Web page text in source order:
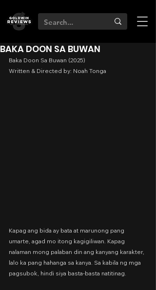
BAKA DOON SA BUWAN
Baka Doon Sa Buwan (2025)
Written & Directed by: Noah Tonga
Kapag ang bida ay bata at marunong pang
umarte, agad mo itong kagigiliwan. Kapag
nalaman mong palaban din ang kanyang karakter,
lalo ka pang hahanga sa kanya. Sa kabila ng mga
pagsubok, hindi siya basta-basta natitinag.